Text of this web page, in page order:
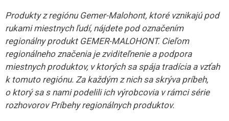
Produkty z regiónu Gemer-Malohont, ktoré vznikajú pod
rukami miestnych ľudí, nájdete pod označením
regionálny produkt GEMER-MALOHONT. Cieľom
regionálneho značenia je zviditeľnenie a podpora
miestnych produktov, v ktorých sa spája tradícia a vzťah
k tomuto regiónu. Za každým z nich sa skrýva príbeh,
o ktorý sa s nami podelili ich výrobcovia v rámci série
rozhovorov Príbehy regionálnych produktov.